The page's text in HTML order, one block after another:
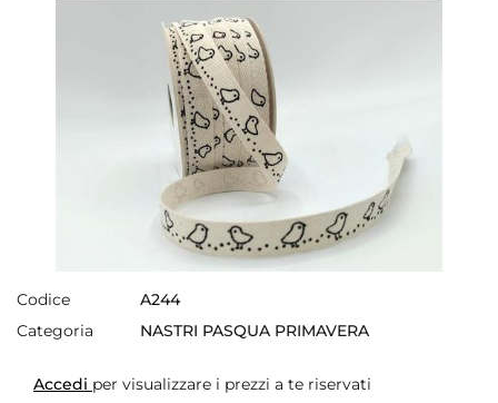
Codice
A244
Categoria
NASTRI PASQUA PRIMAVERA
Accedi per visualizzare i prezzi a te riservati